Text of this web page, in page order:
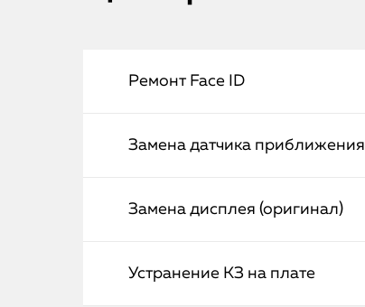
Ремонт Face ID
Замена датчика приближения
Замена дисплея (оригинал)
Устранение КЗ на плате